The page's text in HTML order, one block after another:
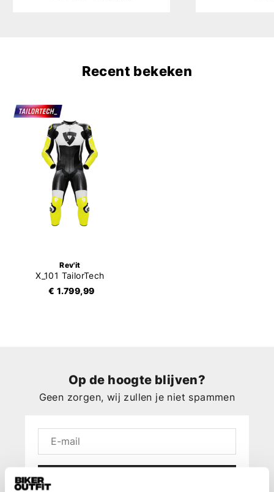
Recent bekeken
Rev'it
X_101 TailorTech
€ 1.799,99
Op de hoogte blijven?
Geen zorgen, wij zullen je niet spammen